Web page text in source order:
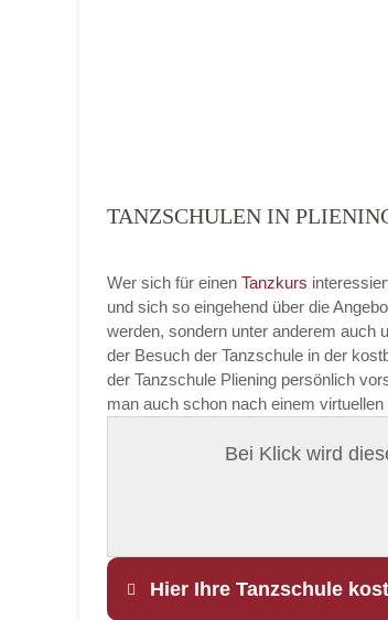
TANZSCHULEN IN
Wer sich für einen Tanzkurs
und sich so eingehend über die
werden, sondern unter anderem auch
der Besuch der Tanzschule in der
der Tanzschule Pliening persönlich
man auch schon nach einem
Bei Klick wird
Hier Ihre Tanzschule